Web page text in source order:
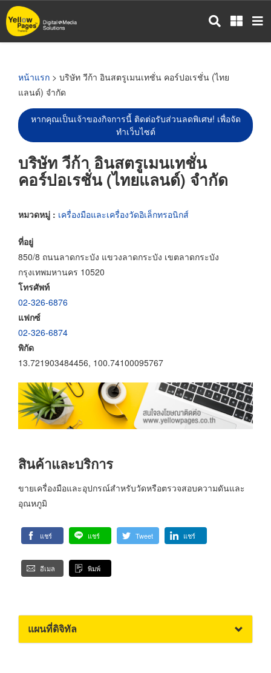
ข้าม
ไป
หน้าแรก > บริษัท วีก้า อินสตรูเมนเทชั่น คอร์ปอเรชั่น (ไทย
แลนด์) จำกัด
หากคุณเป็นเจ้าของกิจการนี้ ติดต่อรับส่วนลดพิเศษ! เพื่อจัด
ทำเว็บไซต์
บริษัท วีก้า อินสตรูเมนเทชั่น
คอร์ปอเรชั่น (ไทยแลนด์) จำกัด
หมวดหมู่ : เครื่องมือและเครื่องวัดอิเล็กทรอนิกส์
ที่อยู่
850/8 ถนนลาดกระบัง แขวงลาดกระบัง เขตลาดกระบัง
กรุงเทพมหานคร 10520
โทรศัพท์
02-326-6876
แฟกซ์
02-326-6874
พิกัด
13.721903484456, 100.74100095767
สินค้าและบริการ
ขายเครื่องมือและอุปกรณ์สำหรับวัดหรือตรวจสอบความดันและ
อุณหภูมิ
แชร์ แชร์ Tweet แชร์
อีเมล พิมพ์
แผนที่ดิจิทัล